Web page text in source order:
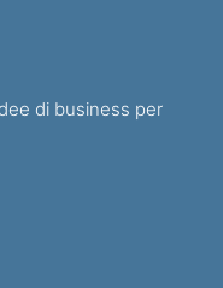
di business per